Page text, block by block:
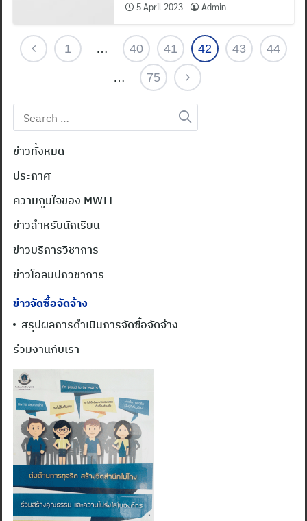
5 April 2023 Admin
1 … 40 41 42 43 44
… 75
Search
for:
ข่าวทั้งหมด
ประกาศ
ความภูมิใจของ MWIT
ข่าวสำหรับนักเรียน
ข่าวบริการวิชาการ
ข่าวโอลิมปิกวิชาการ
ข่าวจัดซื้อจัดจ้าง
สรุปผลการดำเนินการจัดซื้อจัดจ้าง
ร่วมงานกับเรา